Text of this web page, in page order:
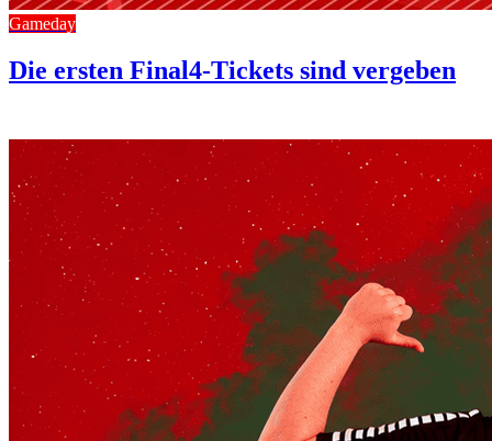
Gameday
Die ersten Final4-Tickets sind vergeben